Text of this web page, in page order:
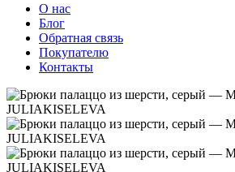
О нас
Блог
Обратная связь
Покупателю
Контакты